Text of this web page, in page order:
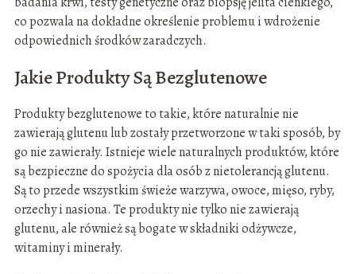
co pozwala na dokładne określenie problemu i wdrożenie
odpowiednich środków zaradczych.
Jakie Produkty Są Bezglutenowe
Produkty bezglutenowe to takie, które naturalnie nie
zawierają glutenu lub zostały przetworzone w taki sposób, by
go nie zawierały. Istnieje wiele naturalnych produktów, które
są bezpieczne do spożycia dla osób z nietolerancją glutenu.
Są to przede wszystkim świeże warzywa, owoce, mięso, ryby,
orzechy i nasiona. Te produkty nie tylko nie zawierają
glutenu, ale również są bogate w składniki odżywcze,
witaminy i minerały.